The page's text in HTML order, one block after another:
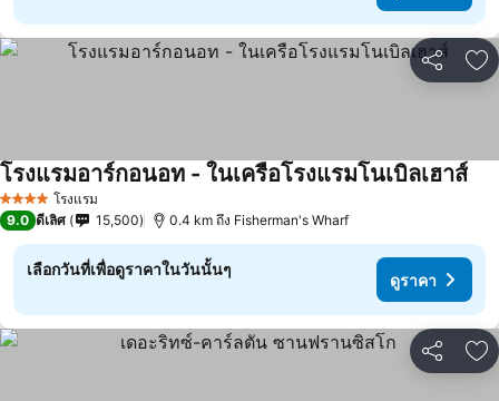
แชร์ เ
4 ดาว โรงแรม
โรงแรมอาร์กอนอท - ในเครือโรงแรมโนเบิลเฮาส์
9.0 ดีเลิศ 15,500 0.4 km ถึง Fisherman's Wharf
เลือกวันที่เพื่อดูราคาในวันนั้นๆ
ดูราคา
แชร์ เ